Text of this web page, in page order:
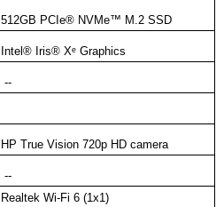
512GB PCIe® NVMe™ M.2 SSD
Intel® Iris® Xᵉ Graphics
--
HP True Vision 720p HD camera
--
Realtek Wi-Fi 6 (1x1)